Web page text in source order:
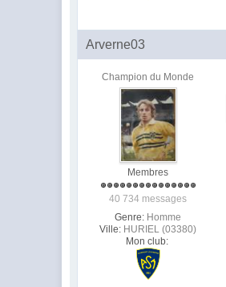
Arverne03
Champion du Monde
Membres
40 734 messages
Genre: Homme
Ville: HURIEL (03380)
Mon club: